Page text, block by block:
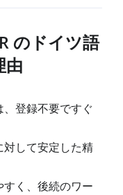
のドイツ語
由
、登録不要ですぐ
して安定した精
く、後続のワー